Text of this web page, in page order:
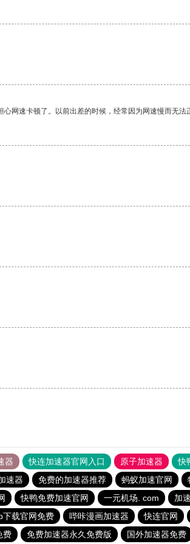
速卡顿了。以前出差的时候，经常因为网速慢而无法
器 快连加速器官网入口 原子加速器 快
速器 免费的加速器推荐 蚂蚁加速官网
快鸭免费加速官网 一元机场. com 加
下载官网免费 哔咔漫画加速器 快连官网
费 免费加速器永久免费版 国外加速器免费